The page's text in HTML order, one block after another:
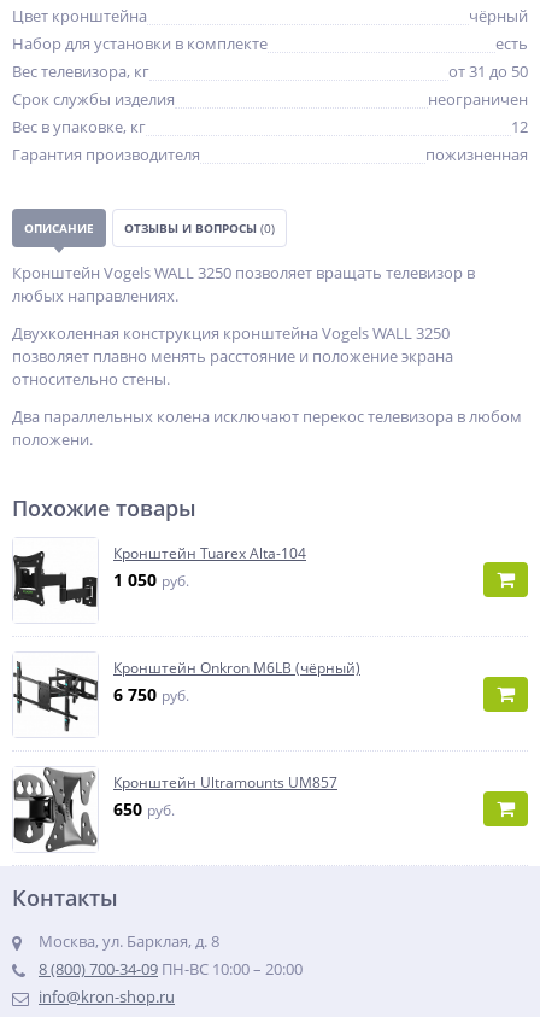
Цвет кронштейна
чёрный
Набор для установки в комплекте
есть
Вес телевизора, кг
от 31 до 50
Срок службы изделия
неограничен
Вес в упаковке, кг
12
Гарантия производителя
пожизненная
ОПИСАНИЕ ОТЗЫВЫ И ВОПРОСЫ (0)
Кронштейн Vogels WALL 3250 позволяет вращать телевизор в
любых направлениях.
Двухколенная конструкция кронштейна Vogels WALL 3250
позволяет плавно менять расстояние и положение экрана
относительно стены.
Два параллельных колена исключают перекос телевизора в любом
положени.
Похожие товары
Кронштейн Tuarex Alta-104
1 050 руб.
Кронштейн Onkron M6LB (чёрный)
6 750 руб.
Кронштейн Ultramounts UM857
650 руб.
Контакты
Москва, ул. Барклая, д. 8
8 (800) 700-34-09 ПН-ВС 10:00 – 20:00
info@kron-shop.ru